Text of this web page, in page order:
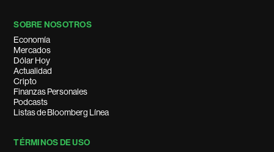
SOBRE NOSOTROS
Economía
Mercados
Dólar Hoy
Actualidad
Cripto
Finanzas Personales
Podcasts
Listas de Bloomberg Línea
TÉRMINOS DE USO